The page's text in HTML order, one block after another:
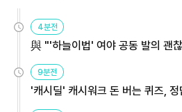
4분전
與 "'하늘이법' 여야 공동 발의 괜
9분전
'캐시딜' 캐시워크 돈 버는 퀴즈, 정